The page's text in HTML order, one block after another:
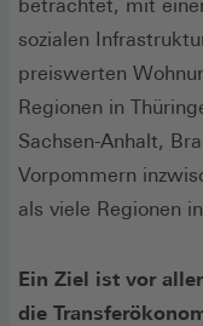
betrachtet, mit
sozialen
preiswerten
Regionen in
Sachsen-Anhalt,
Vorpommern
als viele Regionen
Ein Ziel ist vor
die